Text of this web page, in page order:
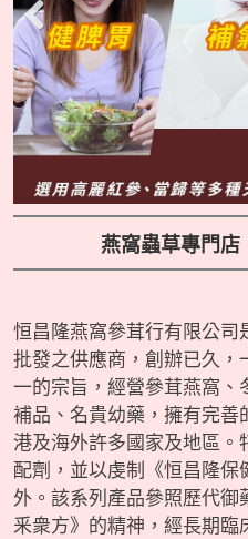
Pre
viou
s
燕窩蟲草專門
恒昌隆燕窩參茸行有限公司
批發之供應商，創辦已久，
一的宗旨，經營參茸燕窩、
補品、名貴幼藥，擁有完善
港及海外許多國家及地區。
配劑，並以虔制《恒昌隆保
外。該系列產品參照歷代
釆衆方》的精神，經長期臨